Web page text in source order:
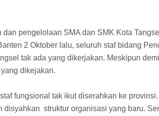
pengelolaan SMA dan SMK Kota
2 Oktober lalu, seluruh staf bidang
tak ada yang dikerjakan. Meskipun
dikejakan.
fungsional tak ikut diserahkan ke provinsi.
disyahkan struktur organisasi yang baru.